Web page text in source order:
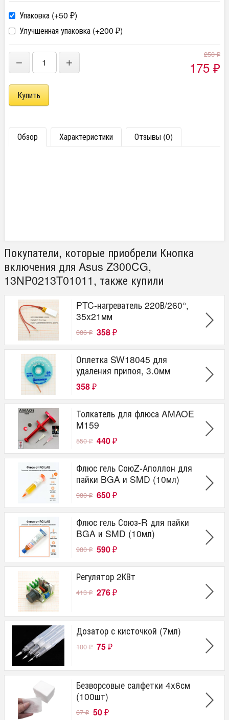
Упаковка (+50 ₽)
Улучшенная упаковка (+200 ₽)
− +
250₽
175 ₽
Обзор Характеристики Отзывы (0)
Покупатели, которые приобрели Кнопка
включения для Asus Z300CG,
13NP0213T01011, также купили
PTC-нагреватель 220В/260°,
35x21мм
386₽ 358 ₽
Оплетка SW18045 для
удаления припоя, 3.0мм
358 ₽
Толкатель для флюса AMAOE
M159
550₽ 440 ₽
Флюс гель СоюZ-Аполлон для
пайки BGA и SMD (10мл)
980₽ 650 ₽
Флюс гель Союз-R для пайки
BGA и SMD (10мл)
980₽ 590 ₽
Регулятор 2КВт
413₽ 276 ₽
Дозатор с кисточкой (7мл)
100₽ 75 ₽
Безворсовые салфетки 4x6см
(100шт)
67₽ 50 ₽